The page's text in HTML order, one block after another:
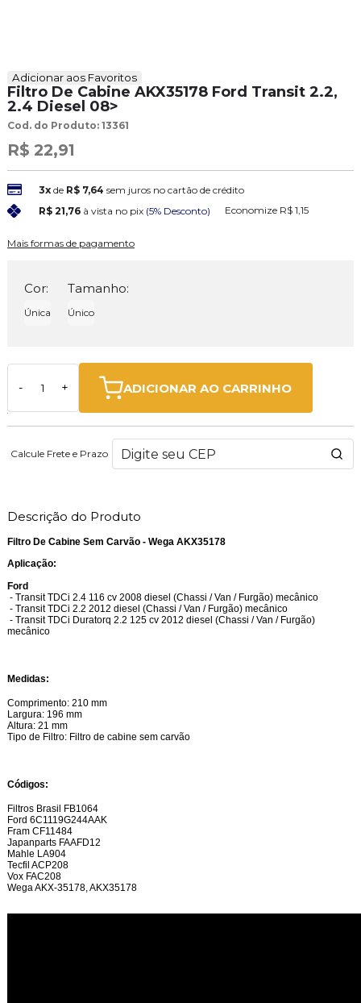
Adicionar aos Favoritos
Filtro De Cabine AKX35178 Ford Transit 2.2,
2.4 Diesel 08>
Cod. do Produto: 13361
R$ 22,91
3xde R$ 7,64 sem juros no cartão de crédito
R$ 21,76 à vista no pix (5% Desconto) Economize R$ 1,15
Mais formas de pagamento
Cor:
Única
Tamanho:
Único
- + ADICIONAR AO CARRINHO
Calcule Frete e Prazo
Descrição do Produto
Filtro De Cabine Sem Carvão - Wega AKX35178
Aplicação:
Ford
- Transit TDCi 2.4 116 cv 2008 diesel (Chassi / Van / Furgão) mecânico
- Transit TDCi 2.2 2012 diesel (Chassi / Van / Furgão) mecânico
- Transit TDCi Duratorq 2.2 125 cv 2012 diesel (Chassi / Van / Furgão)
mecânico
Medidas:
Comprimento: 210 mm
Largura: 196 mm
Altura: 21 mm
Tipo de Filtro: Filtro de cabine sem carvão
Códigos:
Filtros Brasil FB1064
Ford 6C1119G244AAK
Fram CF11484
Japanparts FAAFD12
Mahle LA904
Tecfil ACP208
Vox FAC208
Wega AKX-35178, AKX35178